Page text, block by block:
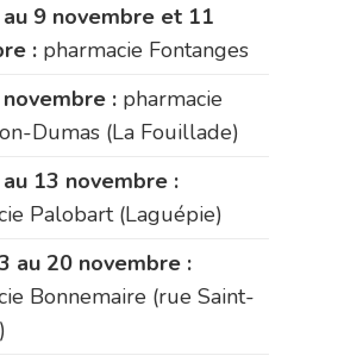
9 novembre et 11
: pharmacie Fontanges
: pharmacie
Dumas (La Fouillade)
13 novembre :
Palobart (Laguépie)
au 20 novembre :
Bonnemaire (rue Saint-